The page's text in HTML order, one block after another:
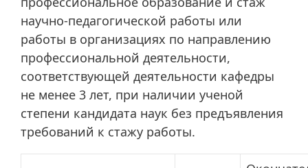
научно-педагогической работы или
работы в организациях по направлению
профессиональной деятельности,
соответствующей деятельности кафедры
не менее 3 лет, при наличии ученой
степени кандидата наук без предъявления
требований к стажу работы.